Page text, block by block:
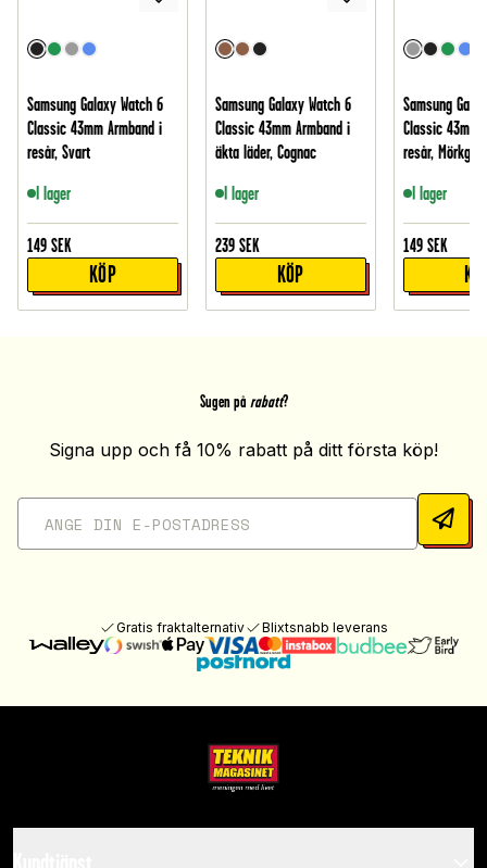
Samsung Galaxy Watch 6
Classic 43mm Armband i
resår, Svart
I lager
149 SEK
KÖP
Samsung Galaxy Watch 6
Classic 43mm Armband i
äkta läder, Cognac
I lager
239 SEK
KÖP
Samsung
Classic 43mm
resår, Mörkgrå
I lager
149 SEK
Sugen på rabatt?
Signa upp och få 10% rabatt på ditt första köp!
Gratis fraktalternativ Blixtsnabb leverans